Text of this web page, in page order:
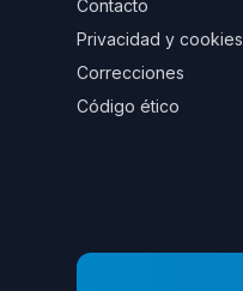
Contacto
Privacidad y cookies
Correcciones
Código ético